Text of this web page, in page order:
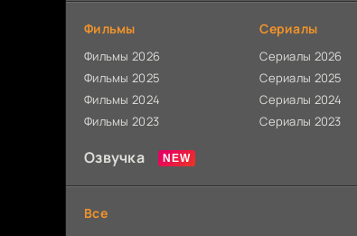
Фильмы
Фильмы 2026
Фильмы 2025
Фильмы 2024
Фильмы 2023
Сериалы
Сериалы 2026
Сериалы 2025
Сериалы 2024
Сериалы 2023
Озвучка
Все